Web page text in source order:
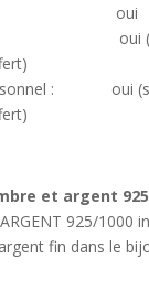
: oui
: oui
: oui
et argent
925/1000
fin dans le